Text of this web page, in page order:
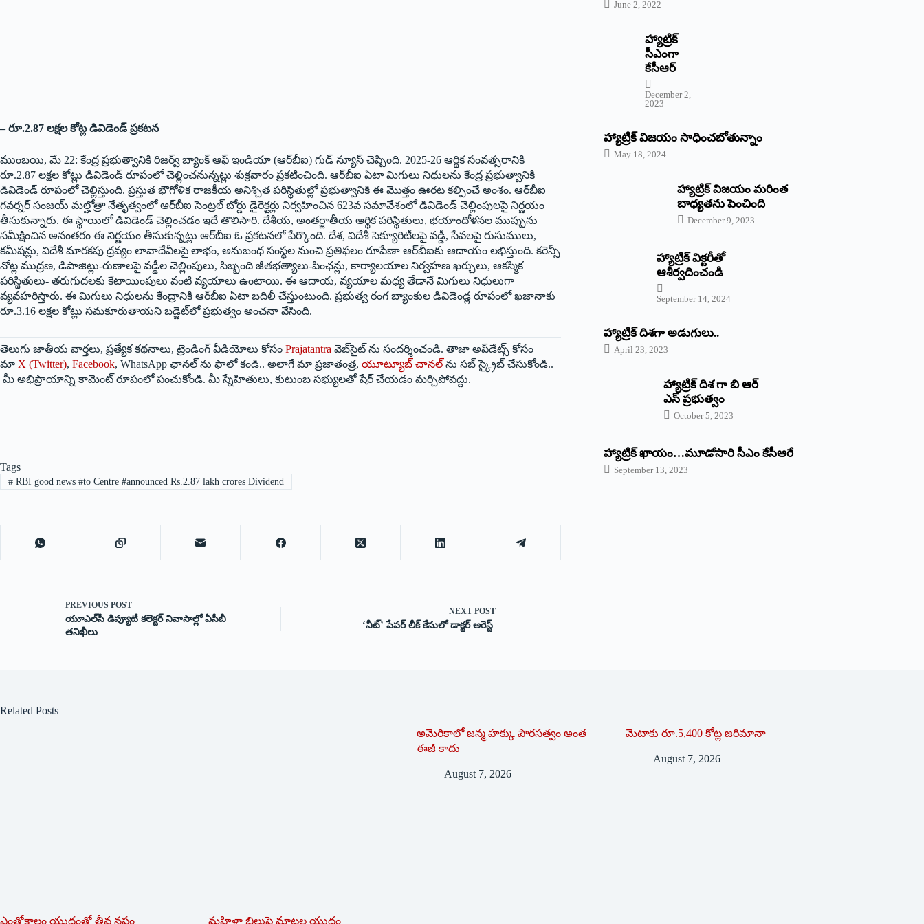
– రూ.2.87 లక్షల కోట్ల డివిడెండ్ ప్రకటన
ముంబయి, మే 22: కేంద్ర ప్రభుత్వానికి రిజర్వ్ బ్యాంక్ ఆఫ్ ఇండియా (ఆర్‌బీఐ) గుడ్ న్యూస్ చెప్పింది. 2025-26 ఆర్థిక సంవత్సరానికి
రూ.2.87 లక్షల కోట్లు డివిడెండ్ రూపంలో చెల్లించనున్నట్లు శుక్రవారం ప్రకటించింది. ఆర్‌బీఐ ఏటా మిగులు నిధులను కేంద్ర ప్రభుత్వానికి
డివిడెండ్ రూపంలో చెల్లిస్తుంది. ప్రస్తుత భౌగోళిక రాజకీయ అనిశ్చిత పరిస్థితుల్లో ప్రభుత్వానికి ఈ మొత్తం ఊరట కల్పించే అంశం. ఆర్‌బీఐ
గవర్నర్ సంజయ్ మల్హోత్రా నేతృత్వంలో ఆర్‌బీఐ సెంట్రల్ బోర్డు డైరెక్టర్లు నిర్వహించిన 623వ సమావేశంలో డివిడెండ్ చెల్లింపులపై నిర్ణయం
తీసుకున్నారు. ఈ స్థాయిలో డివిడెండ్ చెల్లించడం ఇదే తొలిసారి. దేశీయ, అంతర్జాతీయ ఆర్థిక పరిస్థితులు, భయాందోళనల ముప్పును
సమీక్షించిన అనంతరం ఈ నిర్ణయం తీసుకున్నట్లు ఆర్‌బీఐ ఓ ప్రకటనలో పేర్కొంది. దేశ, విదేశీ సెక్యూరిటీలపై వడ్డీ, సేవలపై రుసుములు,
కమీషన్లు, విదేశీ మారకపు ద్రవ్యం లావాదేవీలపై లాభం, అనుబంధ సంస్థల నుంచి ప్రతిఫలం రూపేణా ఆర్‌బీఐకు ఆదాయం లభిస్తుంది. కరెన్సీ
నోట్ల ముద్రణ, డిపాజిట్లు-రుణాలపై వడ్డీల చెల్లింపులు, సిబ్బంది జీతభత్యాలు-పింఛన్లు, కార్యాలయాల నిర్వహణ ఖర్చులు, ఆకస్మిక
పరిస్థితులు- తరుగుదలకు కేటాయింపులు వంటి వ్యయాలు ఉంటాయి. ఈ ఆదాయ, వ్యయాల మధ్య తేడానే మిగులు నిధులుగా
వ్యవహరిస్తారు. ఈ మిగులు నిధులను కేంద్రానికి ఆర్‌బీఐ ఏటా బదిలీ చేస్తుంటుంది. ప్రభుత్వ రంగ బ్యాంకుల డివిడెండ్ల రూపంలో ఖజానాకు
రూ.3.16 లక్షల కోట్లు సమకూరుతాయని బడ్జెట్‌లో ప్రభుత్వం అంచనా వేసింది.
తెలుగు జాతీయ వార్తలు, ప్రత్యేక కథనాలు, ట్రెండింగ్ వీడియోలు కోసం Prajatantra వెబ్‌సైట్ ను సందర్శించండి. తాజా అప్‌డేట్స్ కోసం
మా X (Twitter), Facebook, WhatsApp ఛానల్ ను ఫాలో కండి.. అలాగే మా ప్రజాతంత్ర, యూట్యూబ్ చానల్ ను సబ్ స్క్రైబ్ చేసుకోండి..
మీ అభిప్రాయాన్ని కామెంట్ రూపంలో పంచుకోండి. మీ స్నేహితులు, కుటుంబ సభ్యులతో షేర్ చేయడం మర్చిపోవద్దు.
Tags
#RBI good news #to Centre #announced Rs.2.87 lakh crores Dividend
PREVIOUS POST
యూఎల్‌సీ డిప్యూటీ కలెక్టర్ నివాసాల్లో ఏసీబీ
తనిఖీలు
NEXTPOST
‘నీట్’ పేపర్ లీక్ కేసులో డాక్టర్ అరెస్ట్
June 2, 2022
హ్యాట్రిక్‌
‌సీఎంగా
కేసీఆర్‌
December 2,
2023
హ్యాట్రిక్‌ విజయం సాధించబోతున్నాం
May 18, 2024
హ్యాట్రిక్ విజయం మరింత
బాధ్యతను పెంచింది
December 9, 2023
హ్యాట్రిక్‌ ‌విక్టరీతో
ఆశీర్వదించండి
September 14, 2024
‌హ్యాట్రిక్‌ ‌దిశగా అడుగులు..
April 23, 2023
హ్యాట్రిక్ దిశ గా బి ఆర్
ఎస్ ప్రభుత్వం
October 5, 2023
హ్యాట్రిక్‌ ‌ఖాయం…మూడోసారి సీఎం కేసీఆరే
September 13, 2023
Related Posts
ఎంతోకాలం యుద్ధంతో తీవ్ర నష్టం మహిళా బిల్లుపై మాటల యుద్ధం
అమెరికాలో జన్మ హక్కు పౌరసత్వం అంత
ఈజీ కాదు
August 7, 2026
మెటాకు రూ.5,400 కోట్ల జరిమానా
August 7, 2026